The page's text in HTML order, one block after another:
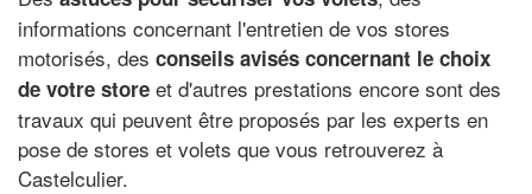
informations concernant l'entretien de vos stores
motorisés, des conseils avisés concernant le choix
de votre store et d'autres prestations encore sont des
travaux qui peuvent être proposés par les experts en
pose de stores et volets que vous retrouverez à
Castelculier.